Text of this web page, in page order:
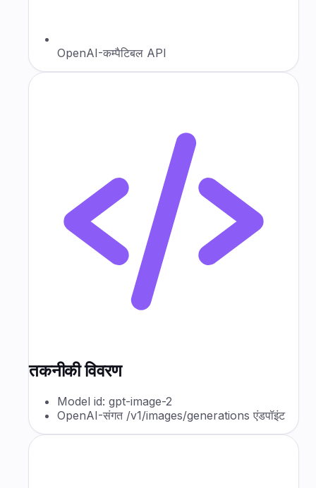
OpenAI-कम्पैटिबल API
तकनीकी विवरण
Model id: gpt-image-2
OpenAI-संगत /v1/images/generations एंडपॉइंट